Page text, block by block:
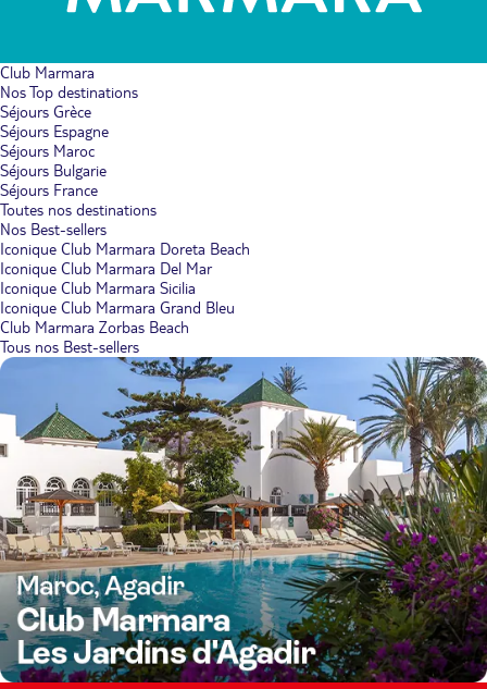
Club Marmara
Nos Top destinations
Séjours Grèce
Séjours Espagne
Séjours Maroc
Séjours Bulgarie
Séjours France
Toutes nos destinations
Nos Best-sellers
Iconique Club Marmara Doreta Beach
Iconique Club Marmara Del Mar
Iconique Club Marmara Sicilia
Iconique Club Marmara Grand Bleu
Club Marmara Zorbas Beach
Tous nos Best-sellers